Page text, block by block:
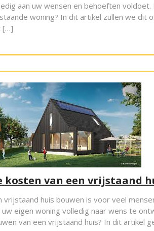
aan uw wensen en behoeften
woning? In dit artikel zullen we dit
[…]
kosten van een vrijstaand
vrijstaand huis bouwen is voor veel
uw eigen woning volledig naar wens te
van een vrijstaand huis? In dit artikel